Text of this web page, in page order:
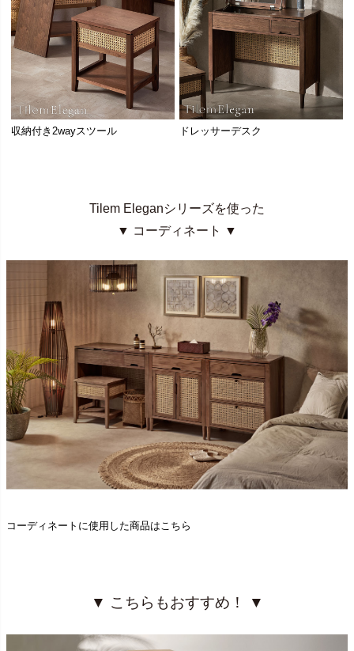
収納付き2wayスツール ドレッサーデスク
Tilem Eleganシリーズを使った
▼ コーディネート ▼
コーディネートに使用した商品はこちら
▼ こちらもおすすめ！ ▼